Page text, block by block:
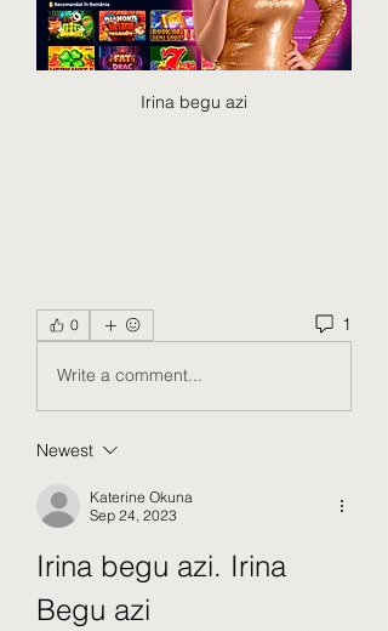
Irina begu azi
0 1
Write a comment...
Newest
Katerine Okuna
Sep 24, 2023
Irina begu azi. Irina
Begu azi